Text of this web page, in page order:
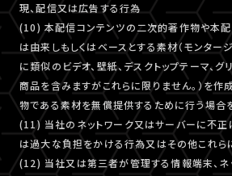
現、配信又は広告する行為
(10) 本配信コンテンツの二次的著作物や本
は由来しもしくはベースとする素材（モンター
に類似のビデオ、壁紙、デスクトップテーマ、
商品を含みますがこれらに限りません。）を作
物である素材を無償提供するために行う場合を
(11) 当社のネットワーク又はサーバーに不正
は過大な負担をかける行為又はその他これら
(12) 当社又は第三者が管理する情報端末、ネ